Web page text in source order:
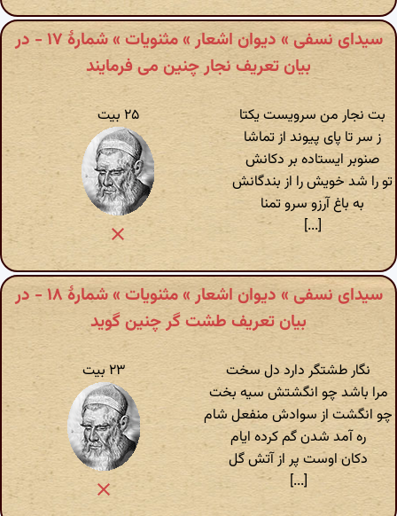
سیدای نسفی » دیوان اشعار » مثنویات » شمارهٔ ۱۷ - در
بیان تعریف نجار چنین می فرمایند
بت نجار من سرویست یکتا
ز سر تا پای پیوند از تماشا
صنوبر ایستاده بر دکانش
تو را شد خویش را از بندگانش
به باغ آرزو سرو تمنا
[...]
۲۵ بیت
سیدای نسفی » دیوان اشعار » مثنویات » شمارهٔ ۱۸ - در
بیان تعریف طشت گر چنین گوید
نگار طشتگر دارد دل سخت
مرا باشد چو انگشتش سیه بخت
چو انگشت از سوادش منفعل شام
ره آمد شدن گم کرده ایام
دکان اوست پر از آتش گل
[...]
۲۳ بیت